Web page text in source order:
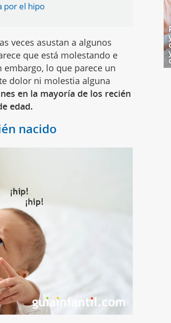
por el hipo
veces asustan a algunos
que está molestando e
lo que parece un
dolor ni molestia alguna
en la mayoría de los recién
edad.
nacido